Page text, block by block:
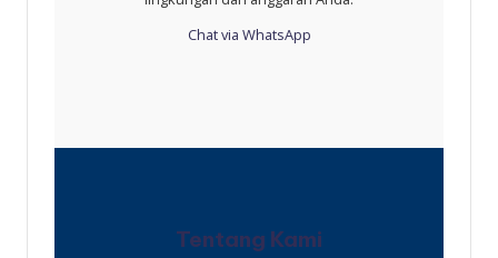
Chat via WhatsApp
Tentang Kami